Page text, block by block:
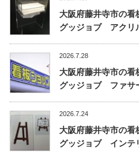
大阪府藤井寺市の看
グッジョブ アクリ
2026.7.28
大阪府藤井寺市の看
グッジョブ ファサ
2026.7.24
大阪府藤井寺市の看
グッジョブ インテ